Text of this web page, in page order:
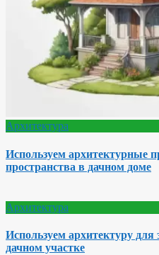
Архитектура
Используем архитектурные
пространства в дачном доме
Архитектура
Используем архитектуру для
дачном участке